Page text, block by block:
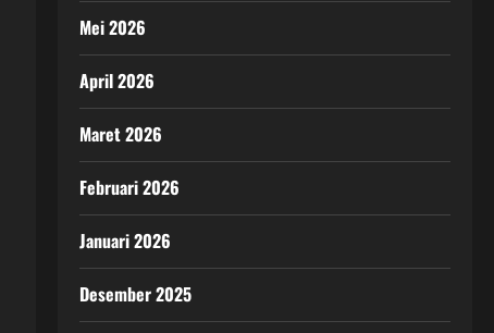
Mei 2026
April 2026
Maret 2026
Februari 2026
Januari 2026
Desember 2025